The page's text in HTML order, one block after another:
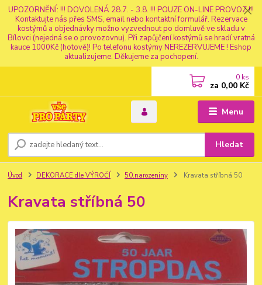
UPOZORNĚNÍ: !!! DOVOLENÁ 28.7. - 3.8. !!! POUZE ON-LINE PROVOZ !!!
Kontaktujte nás přes SMS, email nebo kontaktní formulář. Rezervace
kostýmů a objednávky možno vyzvednout po domluvě ve skladu v
Bílovci (nejedná se o provozovnu). Při zapůjčení kostýmů se hradí vratná
kauce 1000Kč (hotově)! Po telefonu kostýmy NEREZERVUJEME ! Eshop
aktualizujeme. Děkujeme za pochopení.
Menu
Hledat
0 ks
za 0,00 Kč
Úvod DEKORACE dle VÝROČÍ 50.narozeniny Kravata stříbná 50
Kravata stříbná 50